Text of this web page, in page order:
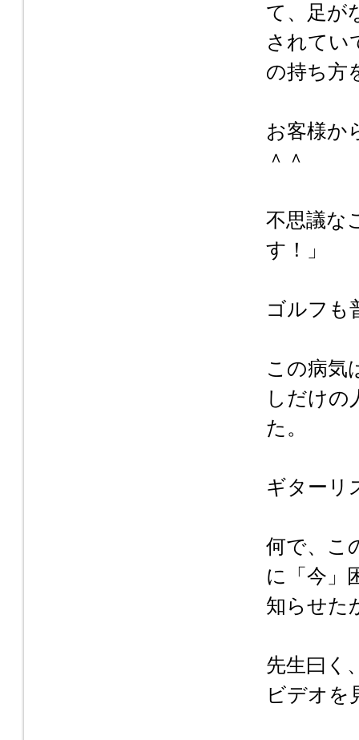
て、足が
されてい
の持ち方
お客様か
＾＾
不思議な
す！」
ゴルフも
この病気
しだけの
た。
ギターリ
何で、こ
に「今」
知らせた
先生曰く
ビデオを